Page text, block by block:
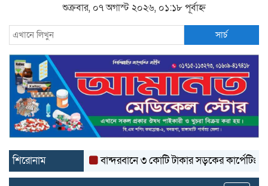
শুক্রবার, ০৭ অগাস্ট ২০২৬, ০১:১৮ পূর্বাহ্ন
সার্চ
শিরোনাম বান্দরবানে ৩ কোটি টাকার সড়কের কার্পেটিং উঠে